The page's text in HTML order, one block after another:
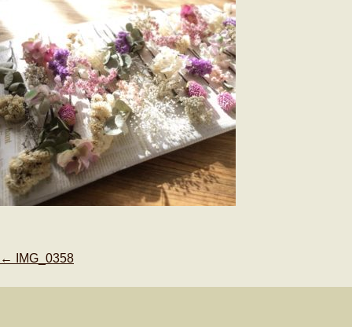
Post
← IMG_0358